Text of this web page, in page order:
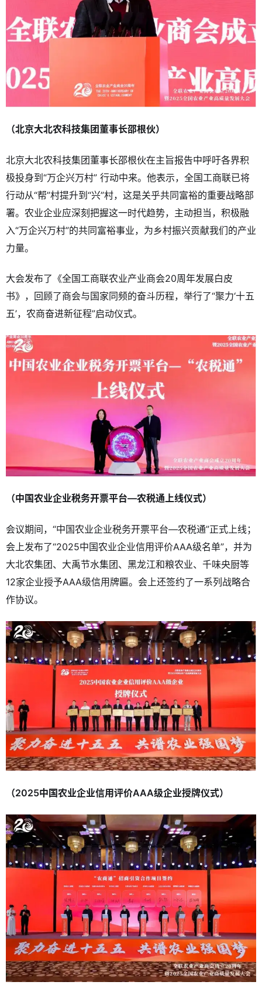
（北京大北农科技集团董事长邵根伙）
北京大北农科技集团董事长邵根伙在主旨报告中呼吁各界积
极投身到“万企兴万村” 行动中来。他表示，全国工商联已将
行动从“帮”村提升到“兴”村，这是关乎共同富裕的重要战略部
署。农业企业应深刻把握这一时代趋势，主动担当，积极融
入“万企兴万村”的共同富裕事业，为乡村振兴贡献我们的产业
力量。
大会发布了《全国工商联农业产业商会20周年发展白皮
书》，回顾了商会与国家同频的奋斗历程，举行了“聚力‘十五
五’，农商奋进新征程”启动仪式。
（中国农业企业税务开票平台—农税通上线仪式）
会议期间，“中国农业企业税务开票平台—农税通”正式上线；
会上发布了“2025中国农业企业信用评价AAA级名单”，并为
大北农集团、大禹节水集团、黑龙江和粮农业、千味央厨等
12家企业授予AAA级信用牌匾。会上还签约了一系列战略合
作协议。
（2025中国农业企业信用评价AAA级企业授牌仪式）